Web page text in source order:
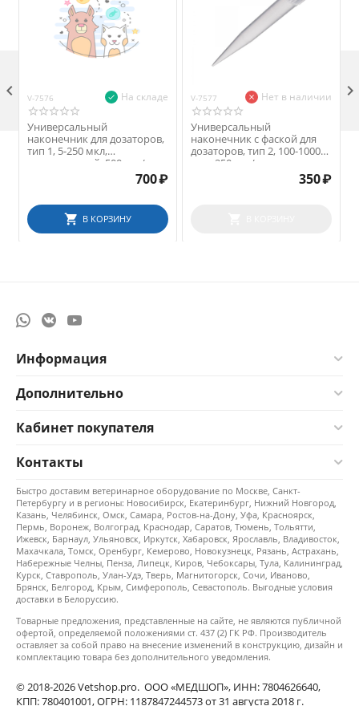
V-7576 На складе
Универсальный
наконечник для дозаторов,
тип 1, 5-250 мкл,
нестерильный, 500 шт./уп.
700₽
В КОРЗИНУ
V-7577 Нет в наличии
Универсальный
наконечник с фаской для
дозаторов, тип 2, 100-1000
мкл, 250 шт./уп.
350₽
 
Информация
Дополнительно
Кабинет покупателя
Контакты
Быстро доставим ветеринарное оборудование по Москве, Санкт-
Петербургу и в регионы: Новосибирск, Екатеринбург, Нижний Новгород,
Казань, Челябинск, Омск, Самара, Ростов-на-Дону, Уфа, Красноярск,
Пермь, Воронеж, Волгоград, Краснодар, Саратов, Тюмень, Тольятти,
Ижевск, Барнаул, Ульяновск, Иркутск, Хабаровск, Ярославль, Владивосток,
Махачкала, Томск, Оренбург, Кемерово, Новокузнецк, Рязань, Астрахань,
Набережные Челны, Пенза, Липецк, Киров, Чебоксары, Тула, Калининград,
Курск, Ставрополь, Улан-Удэ, Тверь, Магнитогорск, Сочи, Иваново,
Брянск, Белгород, Крым, Симферополь, Севастополь. Выгодные условия
доставки в Белоруссию.
Товарные предложения, представленные на сайте, не являются публичной
офертой, определяемой положениями ст. 437 (2) ГК РФ. Производитель
оставляет за собой право на внесение изменений в конструкцию, дизайн и
комплектацию товара без дополнительного уведомления.
© 2018-2026 Vetshop.pro. ООО «МЕДШОП», ИНН: 7804626640,
КПП: 780401001, ОГРН: 1187847244573 от 31 августа 2018 г.